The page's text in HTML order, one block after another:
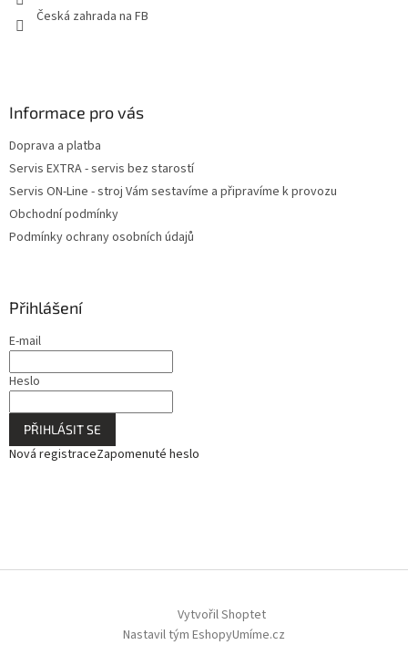
Česká zahrada na FB
Informace pro vás
Doprava a platba
Servis EXTRA - servis bez starostí
Servis ON-Line - stroj Vám sestavíme a připravíme k provozu
Obchodní podmínky
Podmínky ochrany osobních údajů
Přihlášení
E-mail
Heslo
PŘIHLÁSIT SE
Nová registraceZapomenuté heslo
Vytvořil Shoptet
Nastavil tým EshopyUmíme.cz